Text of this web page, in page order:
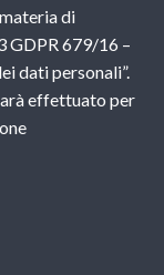
di
GDPR 679/16 –
dati personali”.
effettuato per